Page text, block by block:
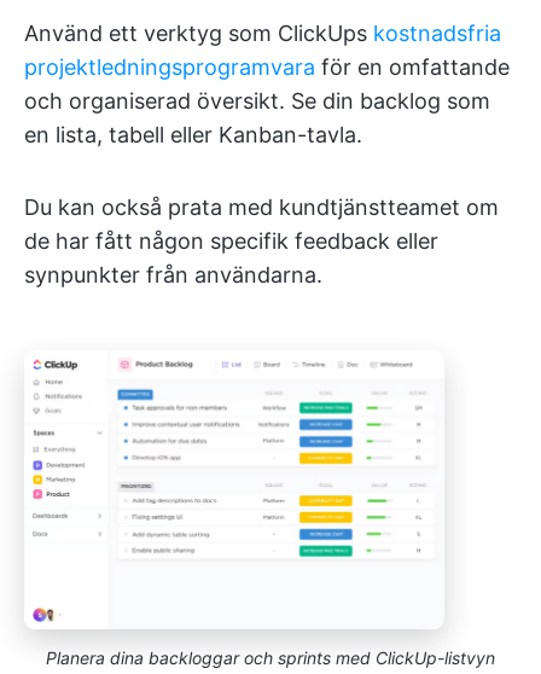
Använd ett verktyg som ClickUps kostnadsfria
projektledningsprogramvara för en omfattande
och organiserad översikt. Se din backlog som
en lista, tabell eller Kanban-tavla.
Du kan också prata med kundtjänstteamet om
de har fått någon specifik feedback eller
synpunkter från användarna.
Planera dina backloggar och sprints med ClickUp-listvyn